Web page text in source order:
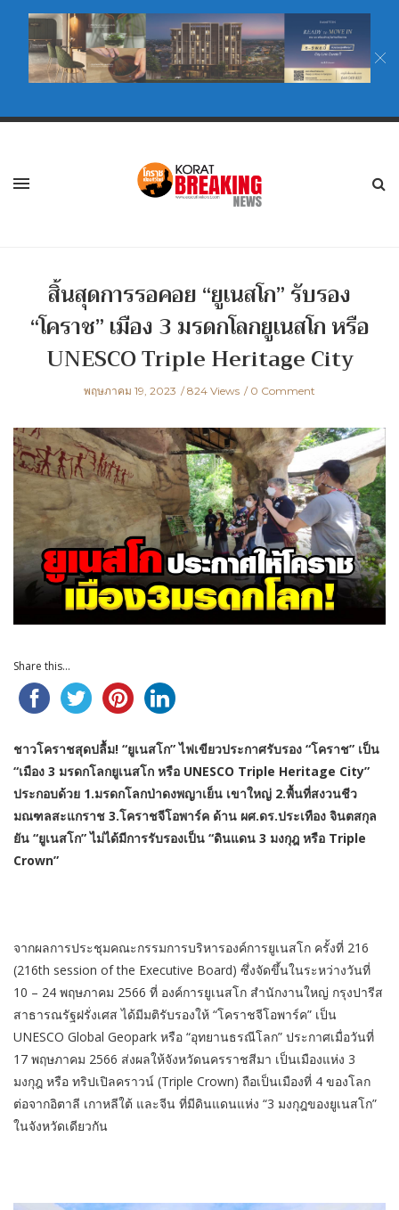
สิ้นสุดการรอคอย “ยูเนสโก” รับรอง
“โคราช” เมือง 3 มรดกโลกยูเนสโก หรือ
UNESCO Triple Heritage City
พฤษภาคม 19, 2023 824 Views 0 Comment
Share this...
ชาวโคราชสุดปลื้ม! “ยูเนสโก” ไฟเขียวประกาศรับรอง “โคราช” เป็น
“เมือง 3 มรดกโลกยูเนสโก หรือ UNESCO Triple Heritage City”
ประกอบด้วย 1.มรดกโลกป่าดงพญาเย็น เขาใหญ่ 2.พื้นที่สงวนชีว
มณฑลสะแกราช 3.โคราชจีโอพาร์ค ด้าน ผศ.ดร.ประเทือง จินตสกุล
ยัน “ยูเนสโก” ไม่ได้มีการรับรองเป็น “ดินแดน 3 มงกุฎ หรือ Triple
Crown”
จากผลการประชุมคณะกรรมการบริหารองค์การยูเนสโก ครั้งที่ 216
(216th session of the Executive Board) ซึ่งจัดขึ้นในระหว่างวันที่
10 – 24 พฤษภาคม 2566 ที่ องค์การยูเนสโก สำนักงานใหญ่ กรุงปารีส
สาธารณรัฐฝรั่งเศส ได้มีมติรับรองให้ “โคราชจีโอพาร์ค” เป็น
UNESCO Global Geopark หรือ “อุทยานธรณีโลก” ประกาศเมื่อวันที่
17 พฤษภาคม 2566 ส่งผลให้จังหวัดนครราชสีมา เป็นเมืองแห่ง 3
มงกุฎ หรือ ทริปเปิลคราวน์ (Triple Crown) ถือเป็นเมืองที่ 4 ของโลก
ต่อจากอิตาลี เกาหลีใต้ และจีน ที่มีดินแดนแห่ง “3 มงกุฎของยูเนสโก”
ในจังหวัดเดียวกัน